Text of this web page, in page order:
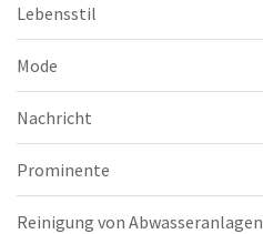
Lebensstil
Mode
Nachricht
Prominente
Reinigung von Abwasseranlagen